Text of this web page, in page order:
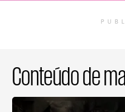
Conteúdo de